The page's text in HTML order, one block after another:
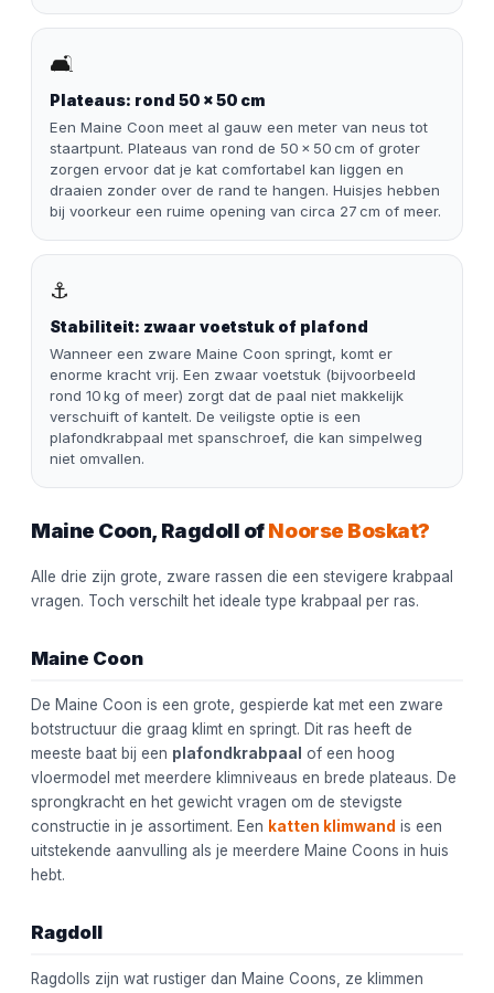
🛋️
Plateaus: rond 50 × 50 cm
Een Maine Coon meet al gauw een meter van neus tot
staartpunt. Plateaus van rond de 50 × 50 cm of groter
zorgen ervoor dat je kat comfortabel kan liggen en
draaien zonder over de rand te hangen. Huisjes hebben
bij voorkeur een ruime opening van circa 27 cm of meer.
⚓
Stabiliteit: zwaar voetstuk of plafond
Wanneer een zware Maine Coon springt, komt er
enorme kracht vrij. Een zwaar voetstuk (bijvoorbeeld
rond 10 kg of meer) zorgt dat de paal niet makkelijk
verschuift of kantelt. De veiligste optie is een
plafondkrabpaal met spanschroef, die kan simpelweg
niet omvallen.
Maine Coon, Ragdoll ofNoorse Boskat?
Alle drie zijn grote, zware rassen die een stevigere krabpaal
vragen. Toch verschilt het ideale type krabpaal per ras.
Maine Coon
De Maine Coon is een grote, gespierde kat met een zware
botstructuur die graag klimt en springt. Dit ras heeft de
meeste baat bij een plafondkrabpaal of een hoog
vloermodel met meerdere klimniveaus en brede plateaus. De
sprongkracht en het gewicht vragen om de stevigste
constructie in je assortiment. Een katten klimwand is een
uitstekende aanvulling als je meerdere Maine Coons in huis
hebt.
Ragdoll
Ragdolls zijn wat rustiger dan Maine Coons, ze klimmen